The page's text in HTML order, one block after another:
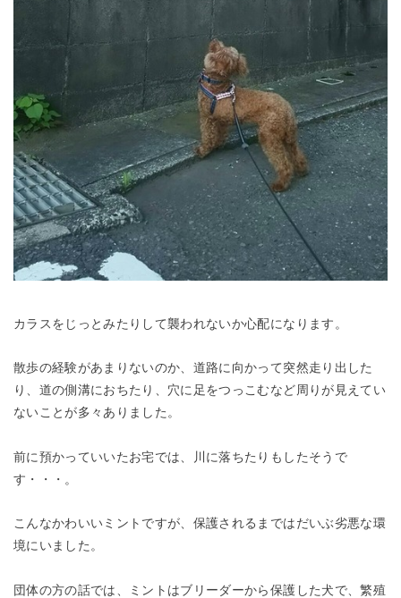
カラスをじっとみたりして襲われないか心配になります。
散歩の経験があまりないのか、道路に向かって突然走り出した
り、道の側溝におちたり、穴に足をつっこむなど周りが見えてい
ないことが多々ありました。
前に預かっていいたお宅では、川に落ちたりもしたそうで
す・・・。
こんなかわいいミントですが、保護されるまではだいぶ劣悪な環
境にいました。
団体の方の話では、ミントはブリーダーから保護した犬で、繁殖